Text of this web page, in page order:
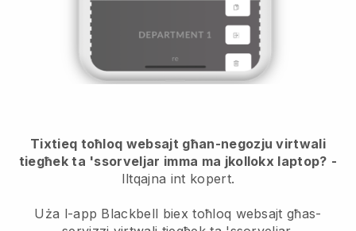
Tixtieq toħloq websajt għan-negozju virtwali
tiegħek ta 'ssorveljar imma ma jkollokx laptop? -
Iltqajna int kopert.
Uża l-app Blackbell biex toħloq websajt għas-